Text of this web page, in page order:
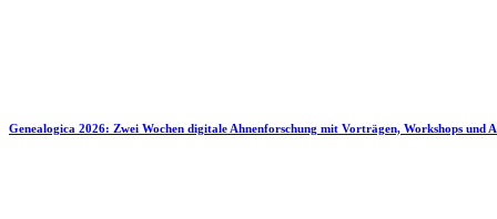
Genealogica 2026: Zwei Wochen digitale Ahnenforschung mit Vorträgen, Workshops und